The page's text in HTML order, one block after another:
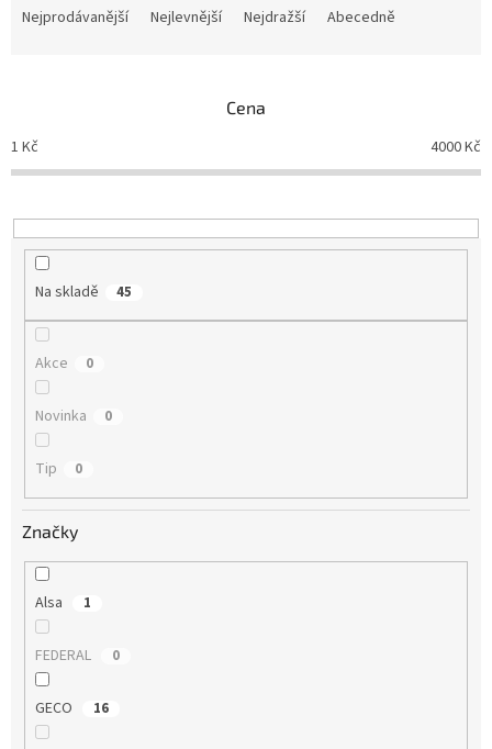
p
r
o
u
Nejprodávanější Nejlevnější Nejdražší Abecedně
Cena
1 Kč 4000Kč
Na skladě 45
Akce 0
Novinka 0
Tip 0
Značky
Alsa 1
FEDERAL 0
GECO 16